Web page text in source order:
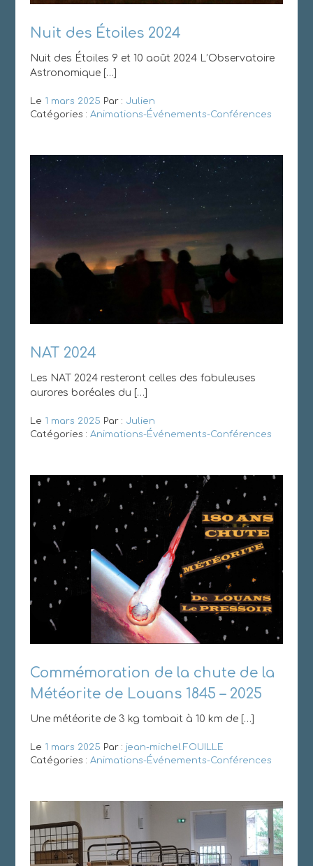
Nuit des Étoiles 2024
Nuit des Étoiles 9 et 10 août 2024 L’Observatoire
Astronomique […]
Le 1 mars 2025 Par : Julien
Catégories : Animations-Événements-Conférences
NAT 2024
Les NAT 2024 resteront celles des fabuleuses
aurores boréales du […]
Le 1 mars 2025 Par : Julien
Catégories : Animations-Événements-Conférences
Commémoration de la chute de la
Météorite de Louans 1845 – 2025
Une météorite de 3 kg tombait à 10 km de […]
Le 1 mars 2025 Par : jean-michel.FOUILLE
Catégories : Animations-Événements-Conférences